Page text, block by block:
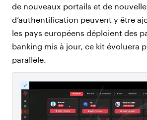
de nouveaux portails et de
d’authentification peuvent y être
les pays européens déploient des
banking mis à jour, ce kit évoluera
parallèle.